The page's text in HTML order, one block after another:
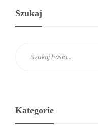
Szukaj
Kategorie